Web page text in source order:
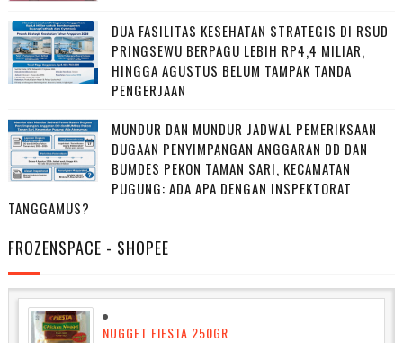
DUA FASILITAS KESEHATAN STRATEGIS DI RSUD
PRINGSEWU BERPAGU LEBIH RP4,4 MILIAR,
HINGGA AGUSTUS BELUM TAMPAK TANDA
PENGERJAAN
MUNDUR DAN MUNDUR JADWAL PEMERIKSAAN
DUGAAN PENYIMPANGAN ANGGARAN DD DAN
BUMDES PEKON TAMAN SARI, KECAMATAN
PUGUNG: ADA APA DENGAN INSPEKTORAT
TANGGAMUS?
FROZENSPACE - SHOPEE
NUGGET FIESTA 250GR